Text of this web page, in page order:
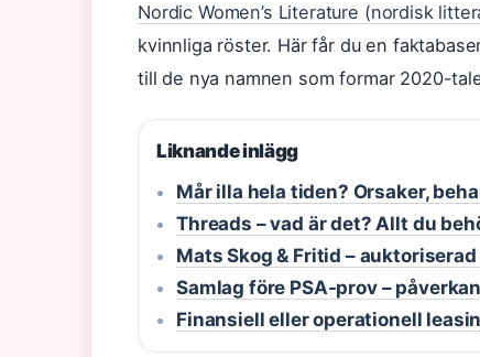
Nordic Women’s Literature (nordisk
kvinnliga röster. Här får du en
till de nya namnen som formar 2020-
Liknande inlägg
Mår illa hela tiden? Orsaker,
Threads – vad är det? Allt du
Mats Skog & Fritid –
Samlag före PSA-prov –
Finansiell eller operationell